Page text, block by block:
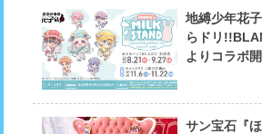
地縛少年花
らドリ
よりコラボ
サン宝石『